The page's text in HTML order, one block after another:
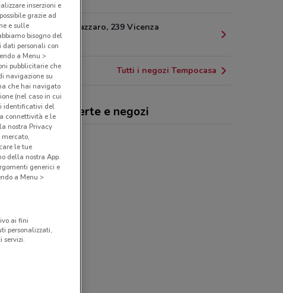
Viale San Lazzaro, 239 Vicenza
19.8 km
Tutti i negozi Tempocasa
offerte e negozi
inserzioni e
grazie ad
e sulle
bisogno del
personali con
a Menu >
pubblicitarie che
navigazione su
che hai navigato
(nel caso in cui
identificativi del
connettività e le
nostra Privacy
mercato,
le tue
della nostra App.
generici e
a Menu >
ai fini
personalizzati,
servizi.